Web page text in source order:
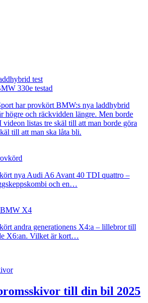
330e testad
har provkört BMW:s nya laddhybrid
högre och räckvidden längre. Men borde
videon listas tre skäl till att man borde göra
till att man ska låta bli.
nya Audi A6 Avant 40 TDI quattro –
och en…
X4
andra generationens X4:a – lillebror till
X6:an. Vilket är kort…
till din bil 2025